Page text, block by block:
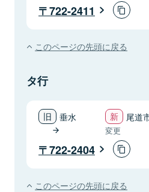
722-2411
このページの先頭に戻る
タ行
垂水 尾道
変更
722-2404
このページの先頭に戻る